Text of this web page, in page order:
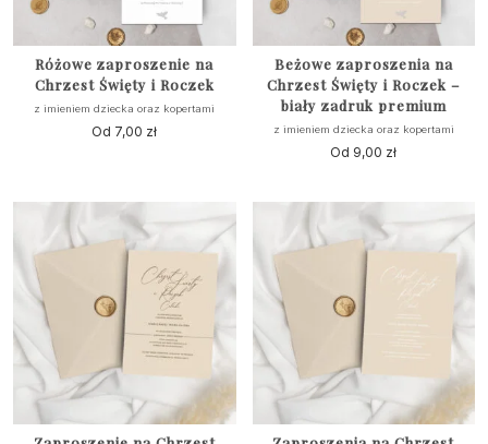
Różowe zaproszenie na
Chrzest Święty i Roczek
z imieniem dziecka oraz kopertami
Od 7,00 zł
Beżowe zaproszenia na
Chrzest Święty i Roczek –
biały zadruk premium
z imieniem dziecka oraz kopertami
Od 9,00 zł